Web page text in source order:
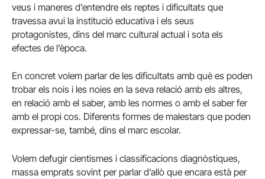
veus i maneres d’entendre els reptes i dificultats que
travessa avui la institució educativa i els seus
protagonistes, dins del marc cultural actual i sota els
efectes de l’època.
En concret volem parlar de les dificultats amb què es poden
trobar els nois i les noies en la seva relació amb els altres,
en relació amb el saber, amb les normes o amb el saber fer
amb el propi cos. Diferents formes de malestars que poden
expressar-se, també, dins el marc escolar.
Volem defugir cientismes i classificacions diagnòstiques,
massa emprats sovint per parlar d’allò que encara està per